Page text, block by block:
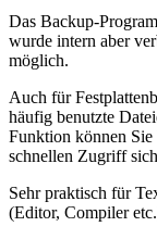
Das Backup-
wurde intern aber
möglich.
Auch für
häufig benutzte
Funktion können Sie
schnellen Zugriff
Sehr praktisch für
(Editor, Compiler